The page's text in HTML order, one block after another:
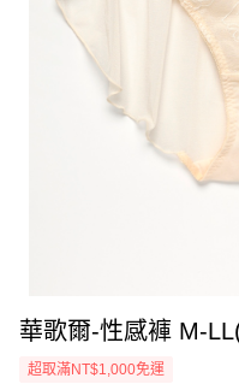
華歌爾-性感褲 M-
超取滿NT$1,000免運